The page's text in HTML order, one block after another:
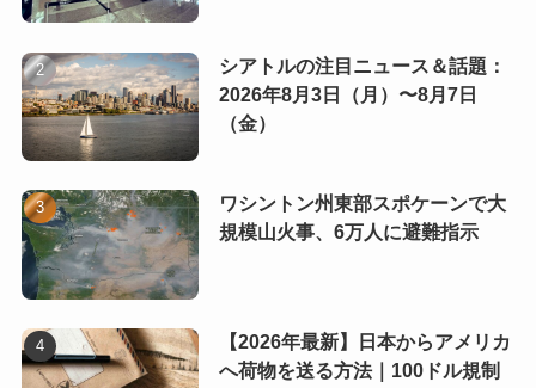
シアトルの注目ニュース＆話題：
2026年8月3日（月）〜8月7日
（金）
ワシントン州東部スポケーンで大
規模山火事、6万人に避難指示
【2026年最新】日本からアメリカ
へ荷物を送る方法｜100ドル規制